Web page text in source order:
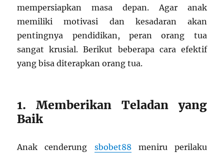
mempersiapkan masa depan. Agar anak
memiliki motivasi dan kesadaran akan
pentingnya pendidikan, peran orang tua
sangat krusial. Berikut beberapa cara efektif
yang bisa diterapkan orang tua.
1. Memberikan Teladan yang
Baik
Anak cenderung sbobet88 meniru perilaku